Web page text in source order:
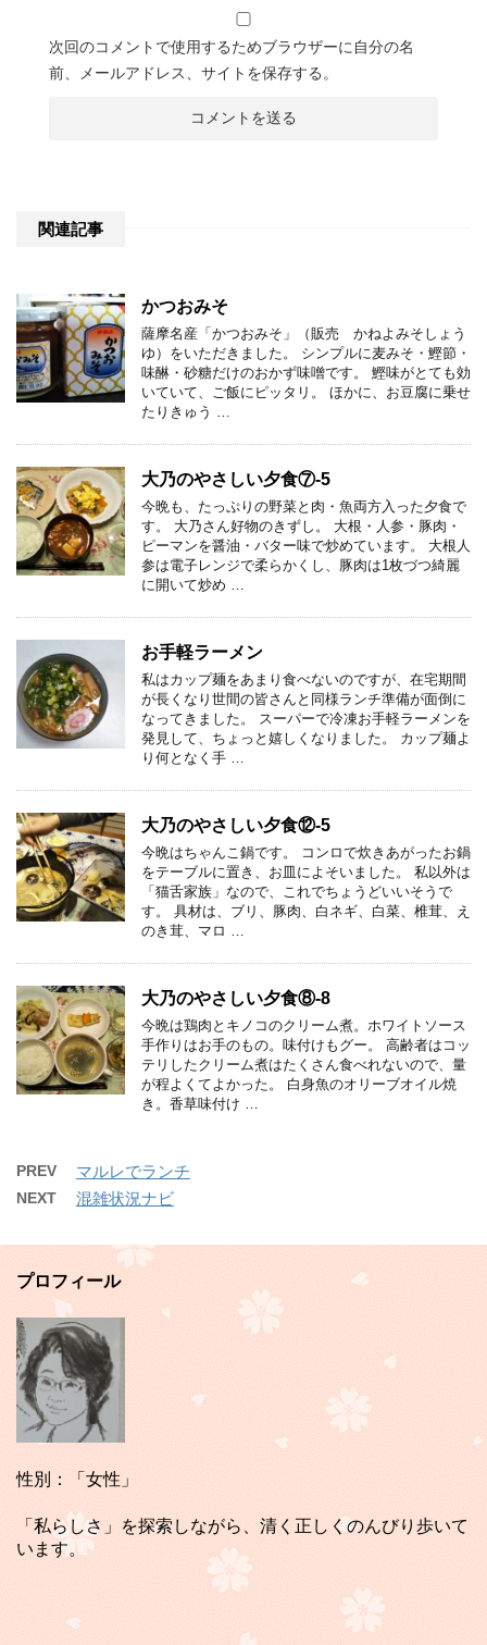
次回のコメントで使用するためブラウザーに自分の名
前、メールアドレス、サイトを保存する。
関連記事
かつおみそ
薩摩名産「かつおみそ」（販売 かねよみそしょう
ゆ）をいただきました。 シンプルに麦みそ・鰹節・
味醂・砂糖だけのおかず味噌です。 鰹味がとても効
いていて、ご飯にピッタリ。 ほかに、お豆腐に乗せ
たりきゅう …
大乃のやさしい夕食⑦-5
今晩も、たっぷりの野菜と肉・魚両方入った夕食で
す。 大乃さん好物のきずし。 大根・人参・豚肉・
ピーマンを醤油・バター味で炒めています。 大根人
参は電子レンジで柔らかくし、豚肉は1枚づつ綺麗
に開いて炒め …
お手軽ラーメン
私はカップ麺をあまり食べないのですが、在宅期間
が長くなり世間の皆さんと同様ランチ準備が面倒に
なってきました。 スーパーで冷凍お手軽ラーメンを
発見して、ちょっと嬉しくなりました。 カップ麺よ
り何となく手 …
大乃のやさしい夕食⑫-5
今晩はちゃんこ鍋です。 コンロで炊きあがったお鍋
をテーブルに置き、お皿によそいました。 私以外は
「猫舌家族」なので、これでちょうどいいそうで
す。 具材は、ブリ、豚肉、白ネギ、白菜、椎茸、え
のき茸、マロ …
大乃のやさしい夕食⑧-8
今晩は鶏肉とキノコのクリーム煮。ホワイトソース
手作りはお手のもの。味付けもグー。 高齢者はコッ
テリしたクリーム煮はたくさん食べれないので、量
が程よくてよかった。 白身魚のオリーブオイル焼
き。香草味付け …
PREV マルレでランチ
NEXT 混雑状況ナビ
プロフィール
性別：「女性」
「私らしさ」を探索しながら、清く正しくのんびり歩いて
います。